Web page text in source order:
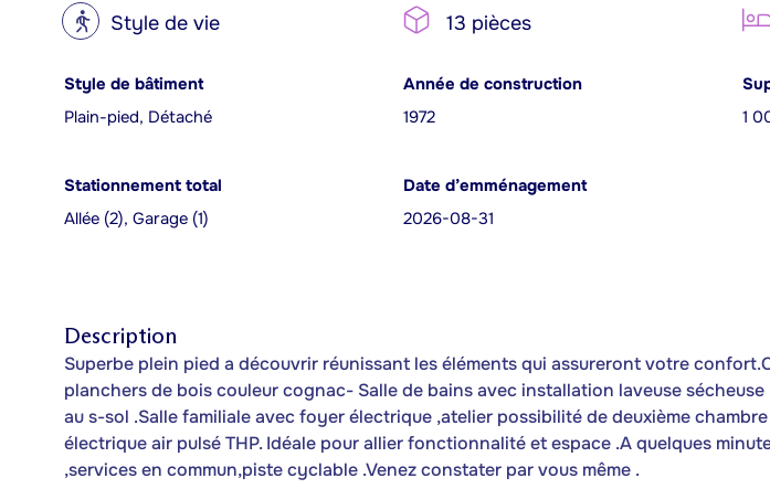
? Style de vie 13 pièces
Style de bâtiment
Plain-pied, Détaché
Année de construction
1972
1
Stationnement total
Allée (2), Garage (1)
Date d’emménagement
2026-08-31
Description
Superbe plein pied a découvrir réunissant les éléments qui assureront votre
planchers de bois couleur cognac- Salle de bains avec installation laveuse sécheuse
au s-sol .Salle familiale avec foyer électrique ,atelier possibilité de deuxième
électrique air pulsé THP. Idéale pour allier fonctionnalité et espace .A quelques
,services en commun,piste cyclable .Venez constater par vous même .